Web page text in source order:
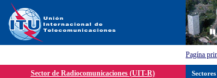
Pagína
Sector de Radiocomunicaciones (UIT-R)